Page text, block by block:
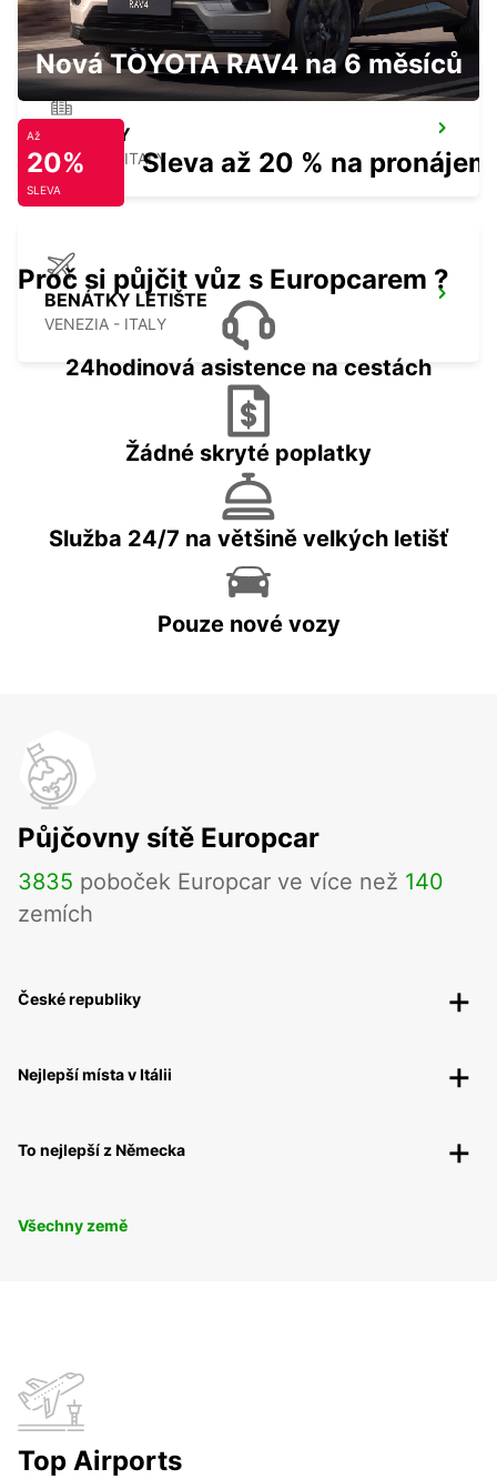
BENÁTKY
VENEZIA - ITALY
BENÁTKY LETIŠTE
VENEZIA - ITALY
Nová TOYOTA RAV4 na 6 měsíců
Až
20%
SLEVA
Sleva až 20 % na pronájem
Proč si půjčit vůz s Europcarem ?
24hodinová asistence na cestách
Žádné skryté poplatky
Služba 24/7 na většině velkých letišť
Pouze nové vozy
Půjčovny sítě Europcar
3835 poboček Europcar ve více než 140
zemích
České republiky
Nejlepší místa v Itálii
To nejlepší z Německa
Všechny země
Top Airports